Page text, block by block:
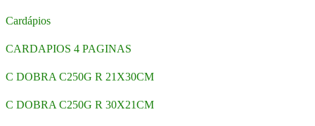
Cardápios
CARDAPIOS 4 PAGINAS
C DOBRA C250G R 21X30CM
C DOBRA C250G R 30X21CM